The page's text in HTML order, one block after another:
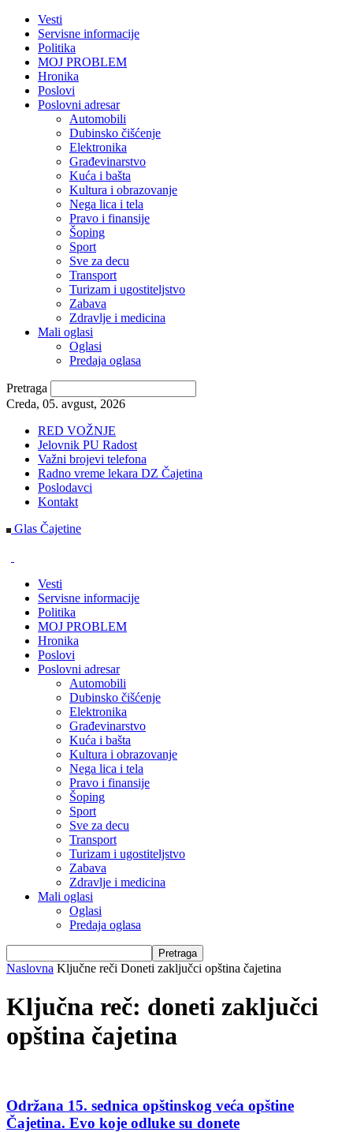
Vesti
Servisne informacije
Politika
MOJ PROBLEM
Hronika
Poslovi
Poslovni adresar
Automobili
Dubinsko čišćenje
Elektronika
Građevinarstvo
Kuća i bašta
Kultura i obrazovanje
Nega lica i tela
Pravo i finansije
Šoping
Sport
Sve za decu
Transport
Turizam i ugostiteljstvo
Zabava
Zdravlje i medicina
Mali oglasi
Oglasi
Predaja oglasa
Pretraga
Creda, 05. avgust, 2026
RED VOŽNJE
Jelovnik PU Radost
Važni brojevi telefona
Radno vreme lekara DZ Čajetina
Poslodavci
Kontakt
Glas Čajetine
Vesti
Servisne informacije
Politika
MOJ PROBLEM
Hronika
Poslovi
Poslovni adresar
Automobili
Dubinsko čišćenje
Elektronika
Građevinarstvo
Kuća i bašta
Kultura i obrazovanje
Nega lica i tela
Pravo i finansije
Šoping
Sport
Sve za decu
Transport
Turizam i ugostiteljstvo
Zabava
Zdravlje i medicina
Mali oglasi
Oglasi
Predaja oglasa
Naslovna Ključne reči Doneti zaključci opština čajetina
Ključna reč: doneti zaključci
opština čajetina
Održana 15. sednica opštinskog veća opštine
Čajetina. Evo koje odluke su donete